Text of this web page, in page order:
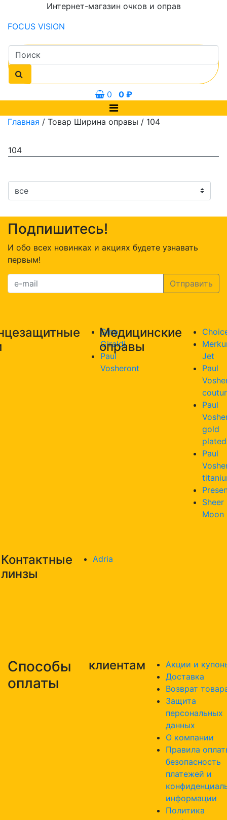
Интернет-магазин очков и оправ
FOCUS VISION
0 0 ₽
Главная / Товар Ширина оправы / 104
104
Подпишитесь!
И обо всех новинках и акциях будете узнавать
первым!
Gino
Giraldi
Paul
Vosheront
Медицинские
оправы
Jet
Paul
Paul
gold
plated
Paul
Sheer
Moon
Контактные
линзы
Adria
Способы
оплаты
клиентам
Акции и
Доставка
Возврат
Защита
персональных
данных
О компании
Правила
безопасность
платежей и
информации
Политика